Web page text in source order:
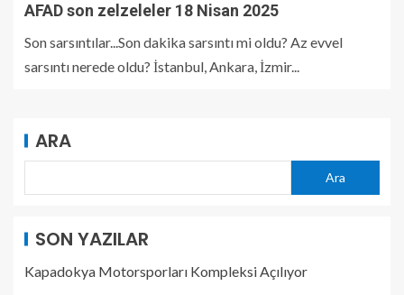
AFAD son zelzeleler 18 Nisan 2025
Son sarsıntılar...Son dakika sarsıntı mi oldu? Az evvel
sarsıntı nerede oldu? İstanbul, Ankara, İzmir...
ARA
Ara
SON YAZILAR
Kapadokya Motorsporları Kompleksi Açılıyor